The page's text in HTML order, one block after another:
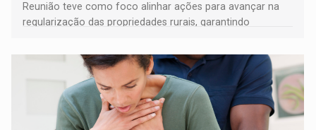
Reunião teve como foco alinhar ações para avançar na
regularização das propriedades rurais, garantindo